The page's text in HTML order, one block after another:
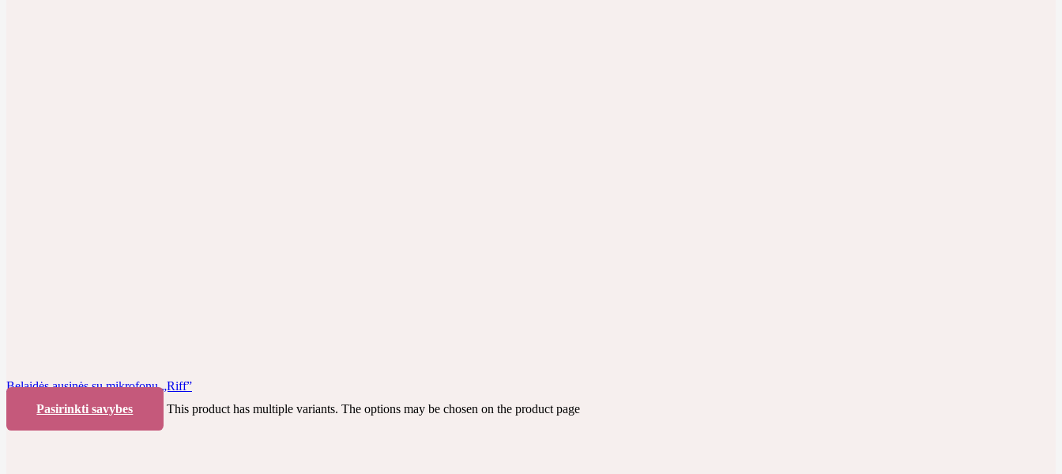
Belaidės ausinės su mikrofonu „Riff”
Pasirinkti savybes
This product has multiple variants. The options may be chosen on the product page